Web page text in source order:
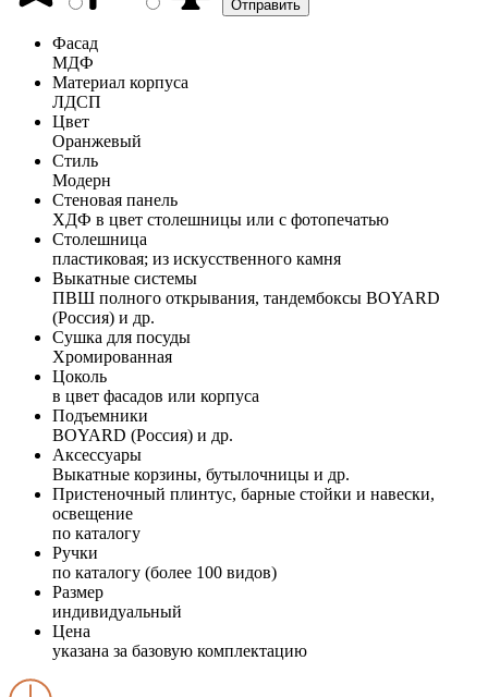
Фасад
МДФ
Материал корпуса
ЛДСП
Цвет
Оранжевый
Стиль
Модерн
Стеновая панель
ХДФ в цвет столешницы или с фотопечатью
Столешница
пластиковая; из искусственного камня
Выкатные системы
ПВШ полного открывания, тандембоксы BOYARD
(Россия) и др.
Сушка для посуды
Хромированная
Цоколь
в цвет фасадов или корпуса
Подъемники
BOYARD (Россия) и др.
Аксессуары
Выкатные корзины, бутылочницы и др.
Пристеночный плинтус, барные стойки и навески,
освещение
по каталогу
Ручки
по каталогу (более 100 видов)
Размер
индивидуальный
Цена
указана за базовую комплектацию